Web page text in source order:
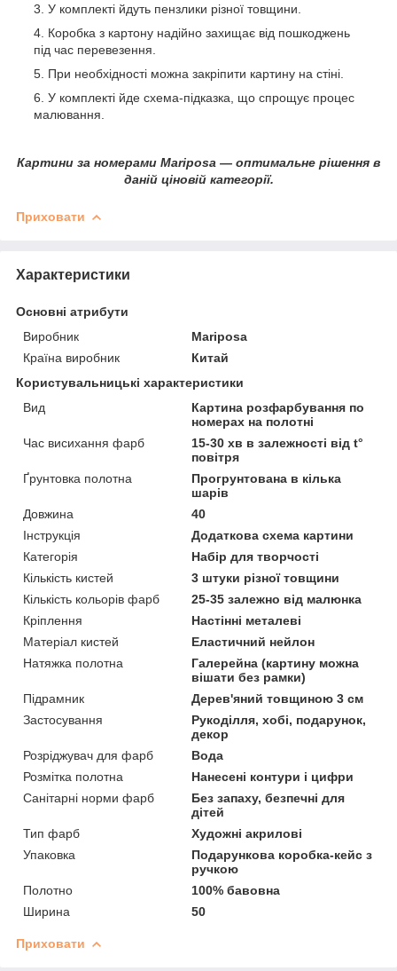
У комплекті йдуть пензлики різної товщини.
Коробка з картону надійно захищає від пошкоджень
під час перевезення.
При необхідності можна закріпити картину на стіні.
У комплекті йде схема-підказка, що спрощує процес
малювання.
Картини за номерами Mariposa — оптимальне рішення в
даній ціновій категорії.
Приховати
Характеристики
Основні атрибути
Виробник
Mariposa
Країна виробник
Китай
Користувальницькі характеристики
Вид
Картина розфарбування по
номерах на полотні
Час висихання фарб
15-30 хв в залежності від t°
повітря
Ґрунтовка полотна
Прогрунтована в кілька
шарів
Довжина
40
Інструкція
Додаткова схема картини
Категорія
Набір для творчості
Кількість кистей
3 штуки різної товщини
Кількість кольорів фарб
25-35 залежно від малюнка
Кріплення
Настінні металеві
Матеріал кистей
Еластичний нейлон
Натяжка полотна
Галерейна (картину можна
вішати без рамки)
Підрамник
Дерев'яний товщиною 3 см
Застосування
Рукоділля, хобі, подарунок,
декор
Розріджувач для фарб
Вода
Розмітка полотна
Нанесені контури і цифри
Санітарні норми фарб
Без запаху, безпечні для
дітей
Тип фарб
Художні акрилові
Упаковка
Подарункова коробка-кейс з
ручкою
Полотно
100% бавовна
Ширина
50
Приховати